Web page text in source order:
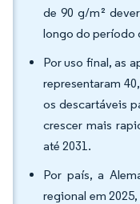
de 90 g/m²
longo do período
Por uso final, as
representaram
os descartáveis
crescer mais
até 2031.
Por país, a
regional em